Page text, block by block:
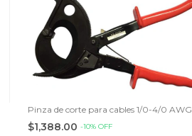
Pinza de corte para cables 1/0-4/0 AWG
$1,388.00 -10% OFF